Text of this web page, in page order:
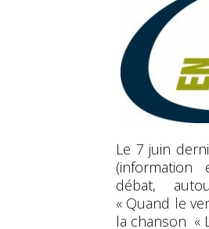
Le 7 juin
débat,
« Quand le
la chanson «